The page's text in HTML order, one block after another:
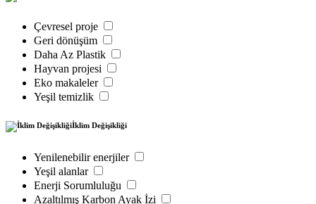
Çevresel proje
Geri dönüşüm
Daha Az Plastik
Hayvan projesi
Eko makaleler
Yeşil temizlik
İklim Değişikliği
Yenilenebilir enerjiler
Yeşil alanlar
Enerji Sorumluluğu
Azaltılmış Karbon Ayak İzi